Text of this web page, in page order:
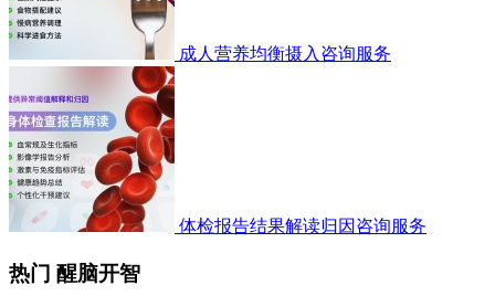
成人营养均衡摄入咨询服务
体检报告结果解读归因咨询服务
热门 醒脑开智